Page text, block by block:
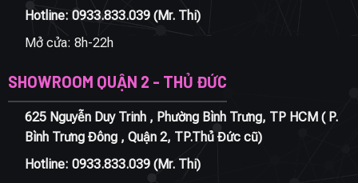
Hotline: 0933.833.039(Mr. Thi)
Mở cửa: 8h-22h
SHOWROOM QUẬN 2 - THỦ ĐỨC
625 Nguyễn Duy Trinh , Phường Bình Trưng, TP HCM ( P.
Bình Trưng Đông , Quận 2, TP.Thủ Đức cũ)
Hotline: 0933.833.039(Mr. Thi)